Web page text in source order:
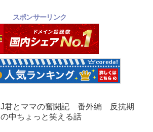
スポンサーリンク
J君とママの奮闘記 番外編 反抗期
の中ちょっと笑える話